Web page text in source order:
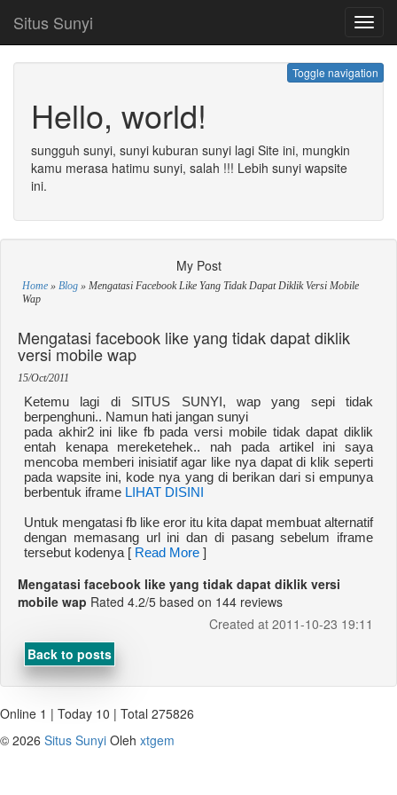
Situs Sunyi
Toggle navigation
Hello, world!
sungguh sunyi, sunyi kuburan sunyi lagi Site ini, mungkin
kamu merasa hatimu sunyi, salah !!! Lebih sunyi wapsite
ini.
My Post
Home » Blog » Mengatasi Facebook Like Yang Tidak Dapat Diklik Versi Mobile
Wap
Mengatasi facebook like yang tidak dapat diklik
versi mobile wap
15/Oct/2011
Ketemu lagi di SITUS SUNYI, wap yang sepi tidak
berpenghuni.. Namun hati jangan sunyi
pada akhir2 ini like fb pada versi mobile tidak dapat diklik
entah kenapa mereketehek.. nah pada artikel ini saya
mencoba memberi inisiatif agar like nya dapat di klik seperti
pada wapsite ini, kode nya yang di berikan dari si empunya
berbentuk iframe LIHAT DISINI
Untuk mengatasi fb like eror itu kita dapat membuat alternatif
dengan memasang url ini dan di pasang sebelum iframe
tersebut kodenya [ Read More ]
Mengatasi facebook like yang tidak dapat diklik versi
mobile wap Rated 4.2/5 based on 144 reviews
Created at 2011-10-23 19:11
Back to posts
Online 1 | Today 10 | Total 275826
© 2026 Situs Sunyi Oleh xtgem